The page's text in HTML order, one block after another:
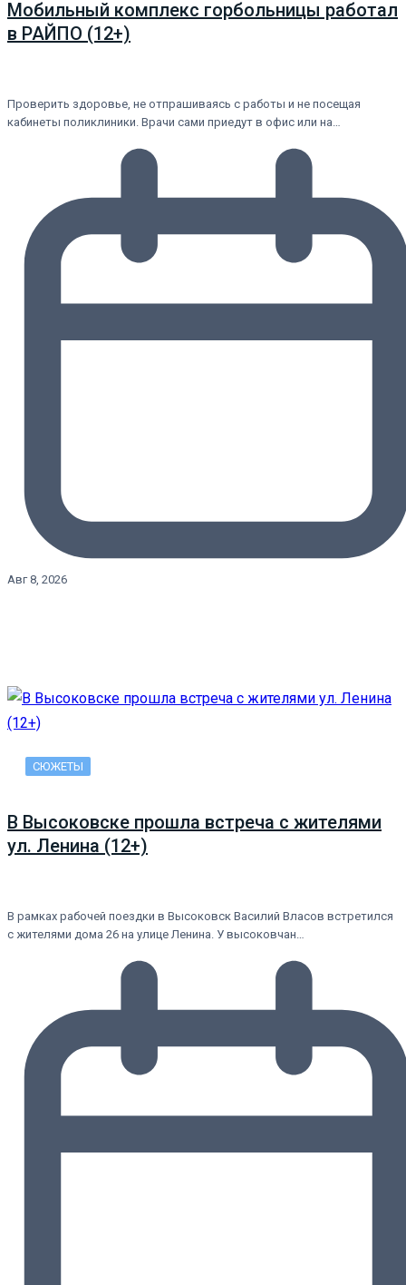
Мобильный комплекс горбольницы работал
в РАЙПО (12+)
Проверить здоровье, не отпрашиваясь с работы и не посещая
кабинеты поликлиники. Врачи сами приедут в офис или на…
Авг 8, 2026
СЮЖЕТЫ
В Высоковске прошла встреча с жителями
ул. Ленина (12+)
В рамках рабочей поездки в Высоковск Василий Власов встретился
с жителями дома 26 на улице Ленина. У высоковчан…